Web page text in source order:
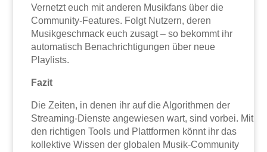
Vernetzt euch mit anderen Musikfans über die
Community-Features. Folgt Nutzern, deren
Musikgeschmack euch zusagt – so bekommt ihr
automatisch Benachrichtigungen über neue
Playlists.
Fazit
Die Zeiten, in denen ihr auf die Algorithmen der
Streaming-Dienste angewiesen wart, sind vorbei. Mit
den richtigen Tools und Plattformen könnt ihr das
kollektive Wissen der globalen Musik-Community